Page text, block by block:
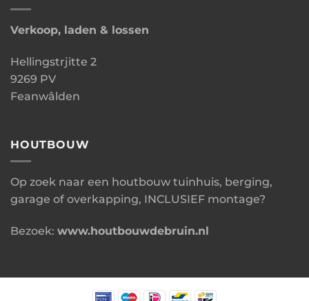
Verkoop, laden & lossen
Hellingstrjitte 2
9269 PV
Feanwâlden
HOUTBOUW
Op zoek naar een houtbouw tuinhuis, berging,
garage of overkapping, INCLUSIEF montage?
Bezoek: www.houtbouwdebruin.nl